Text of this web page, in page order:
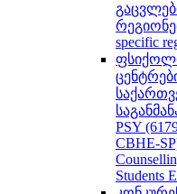
specific
PSY
CBHE-
Students